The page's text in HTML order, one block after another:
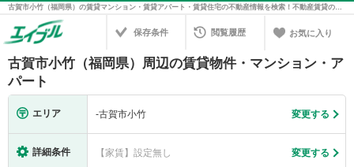
古賀市小竹（福岡県）の賃貸マンション・賃貸アパート・賃貸住宅の不動産情報を検索！不動産賃貸の物件探しは、お部屋探しのエイブル
保存条件 閲覧履歴 お気に入り
古賀市小竹（福岡県）周辺の賃貸物件・マンション・ア
パート
エリア -古賀市小竹 変更する
詳細条件 【家賃】設定無し 変更する